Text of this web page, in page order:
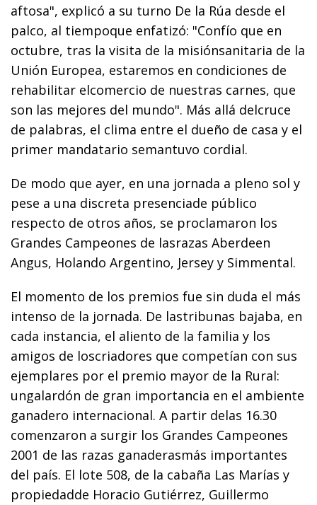
aftosa", explicó a su turno De la Rúa desde el
palco, al tiempoque enfatizó: "Confío que en
octubre, tras la visita de la misiónsanitaria de la
Unión Europea, estaremos en condiciones de
rehabilitar elcomercio de nuestras carnes, que
son las mejores del mundo". Más allá delcruce
de palabras, el clima entre el dueño de casa y el
primer mandatario semantuvo cordial.
De modo que ayer, en una jornada a pleno sol y
pese a una discreta presenciade público
respecto de otros años, se proclamaron los
Grandes Campeones de lasrazas Aberdeen
Angus, Holando Argentino, Jersey y Simmental.
El momento de los premios fue sin duda el más
intenso de la jornada. De lastribunas bajaba, en
cada instancia, el aliento de la familia y los
amigos de loscriadores que competían con sus
ejemplares por el premio mayor de la Rural:
ungalardón de gran importancia en el ambiente
ganadero internacional. A partir delas 16.30
comenzaron a surgir los Grandes Campeones
2001 de las razas ganaderasmás importantes
del país. El lote 508, de la cabaña Las Marías y
propiedadde Horacio Gutiérrez, Guillermo